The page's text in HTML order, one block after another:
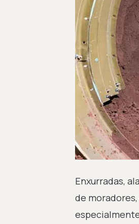
Enxurradas,
de